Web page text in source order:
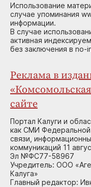
Использование
случае упоминания
информации.
В случае
активная
без заключения в no-
Реклама в
сайте
Портал Калуги и
как СМИ
связи,
коммуникаций 11
Эл №ФС77-58967
Учредитель: ООО
Калуга»
Главный редактор: